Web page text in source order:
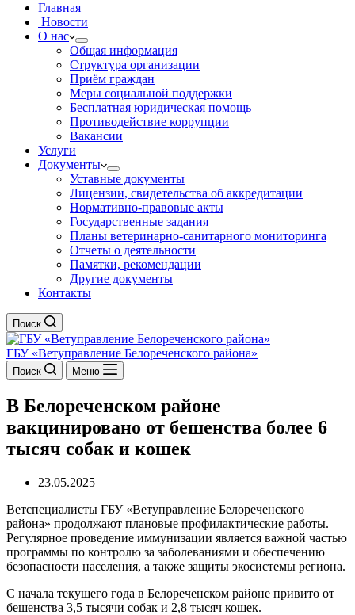
Главная
Новости
О нас
Общая информация
Структура организации
Приём граждан
Меры социальной поддержки
Бесплатная юридическая помощь
Противодействие коррупции
Вакансии
Услуги
Документы
Уставные документы
Лицензии, свидетельства об аккредитации
Нормативно-правовые акты
Государственные задания
Планы ветеринарно-санитарного мониторинга
Отчеты о деятельности
Памятки, рекомендации
Другие документы
Контакты
Поиск
ГБУ «Ветуправление Белореченского района»
Поиск Меню
В Белореченском районе
вакцинировано от бешенства более 6
тысяч собак и кошек
23.05.2025
Ветспециалисты ГБУ «Ветуправление Белореченского
района» продолжают плановые профилактические работы.
Регулярное проведение иммунизации является важной частью
программы по контролю за заболеваниями и обеспечению
безопасности населения, а также защиты экосистемы региона.
С начала текущего года в Белореченском районе привито от
бешенства 3,5 тысячи собак и 2,8 тысяч кошек.